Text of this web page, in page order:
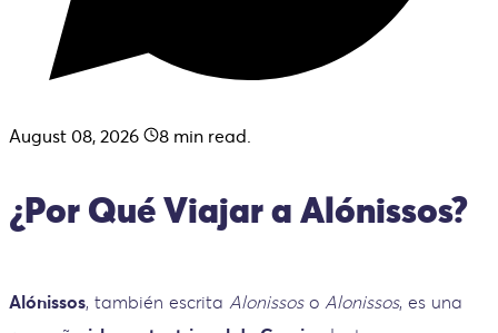
August 08, 2026 8 min read.
¿Por Qué Viajar a Alónissos?
Alónissos, también escrita Alonissoso Alonissos, es una